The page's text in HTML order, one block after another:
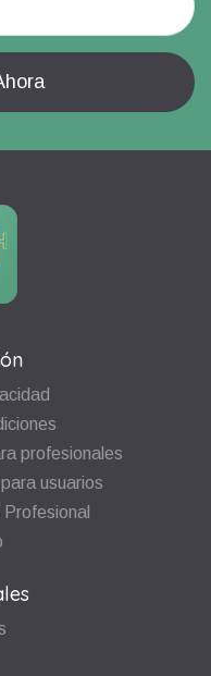
profesionales
usuarios